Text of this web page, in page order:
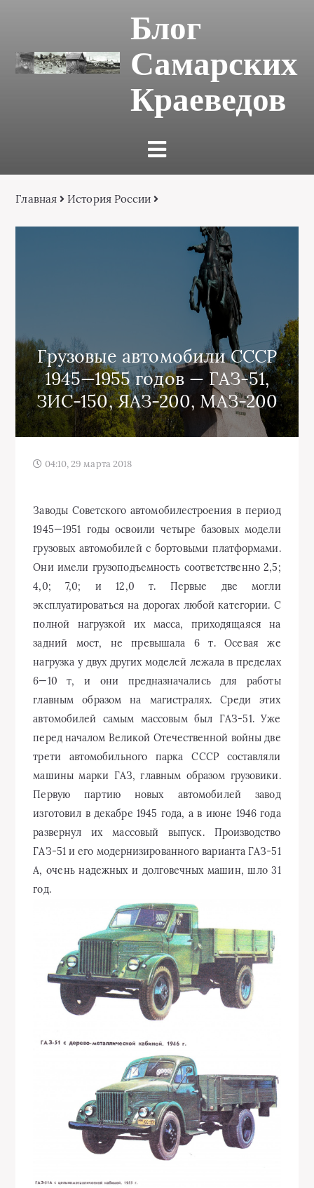
Блог
Самарских
Краеведов
Главная История России
Грузовые автомобили СССР
1945—1955 годов — ГАЗ-51,
ЗИС-150, ЯАЗ-200, МАЗ-200
04:10, 29 марта 2018
Заводы Советского автомобилестроения в период
1945—1951 годы освоили четыре базовых модели
грузовых автомобилей с бортовыми платформами.
Они имели грузоподъемность соответственно 2,5;
4,0; 7,0; и 12,0 т. Первые две могли
эксплуатироваться на дорогах любой категории. С
полной нагрузкой их масса, приходящаяся на
задний мост, не превышала 6 т. Осевая же
нагрузка у двух других моделей лежала в пределах
6—10 т, и они предназначались для работы
главным образом на магистралях. Среди этих
автомобилей самым массовым был ГАЗ-51. Уже
перед началом Великой Отечественной войны две
трети автомобильного парка СССР составляли
машины марки ГАЗ, главным образом грузовики.
Первую партию новых автомобилей завод
изготовил в декабре 1945 года, а в июне 1946 года
развернул их массовый выпуск. Производство
ГАЗ-51 и его модернизированного варианта ГАЗ-51
А, очень надежных и долговечных машин, шло 31
год.